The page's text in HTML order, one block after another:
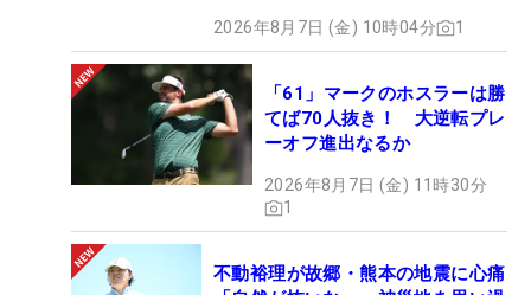
2026年8月7日 (金) 10時04分 1
「61」マークのホスラーは勝
てば70人抜き！ 大逆転プレ
ーオフ進出なるか
2026年8月7日 (金) 11時30分
1
不動裕理が故郷・熊本の地震に心痛